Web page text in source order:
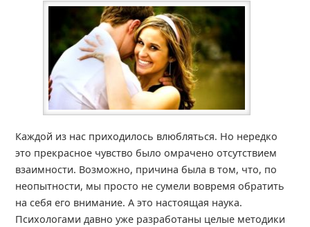
Каждой из нас приходилось влюбляться. Но нередко
это прекрасное чувство было омрачено отсутствием
взаимности. Возможно, причина была в том, что, по
неопытности, мы просто не сумели вовремя обратить
на себя его внимание. А это настоящая наука.
Психологами давно уже разработаны целые методики